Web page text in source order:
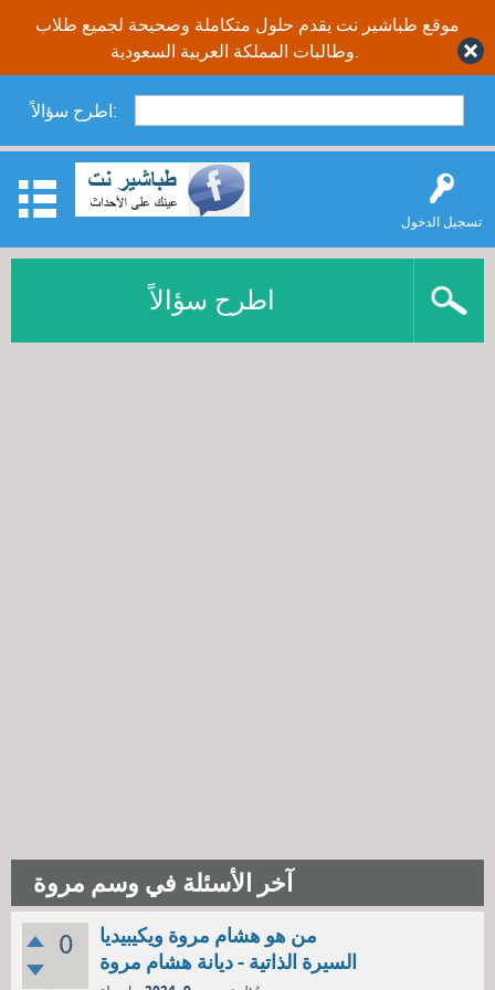
موقع طباشير نت يقدم حلول متكاملة وصحيحة لجميع طلاب
اطرح سؤالاً:
تسجيل الدخول
اطرح سؤالاً
آخر الأسئلة في وسم مروة
0
من هو هشام مروة ويكيبيديا
السيرة الذاتية - ديانة هشام مروة